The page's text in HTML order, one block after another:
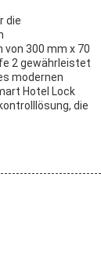
die
300 mm x 70
2 gewährleistet
modernen
Hotel Lock
die